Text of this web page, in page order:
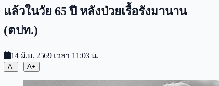
แล้วในวัย 65 ปี หลังป่วยเรื้อรังมานาน
(ตปท.)
14 มิ.ย. 2569 เวลา 11:03 น.
A- | A+